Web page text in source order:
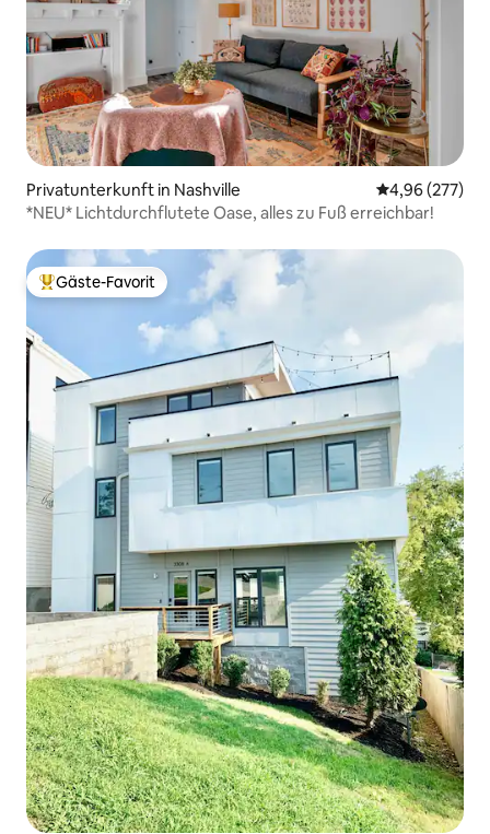
Privatunterkunft in Nashville
4,96 (277)
*NEU* Lichtdurchflutete Oase, alles zu Fuß erreichbar!
Beliebter Gäste-Favorit.
Gäste-Favorit